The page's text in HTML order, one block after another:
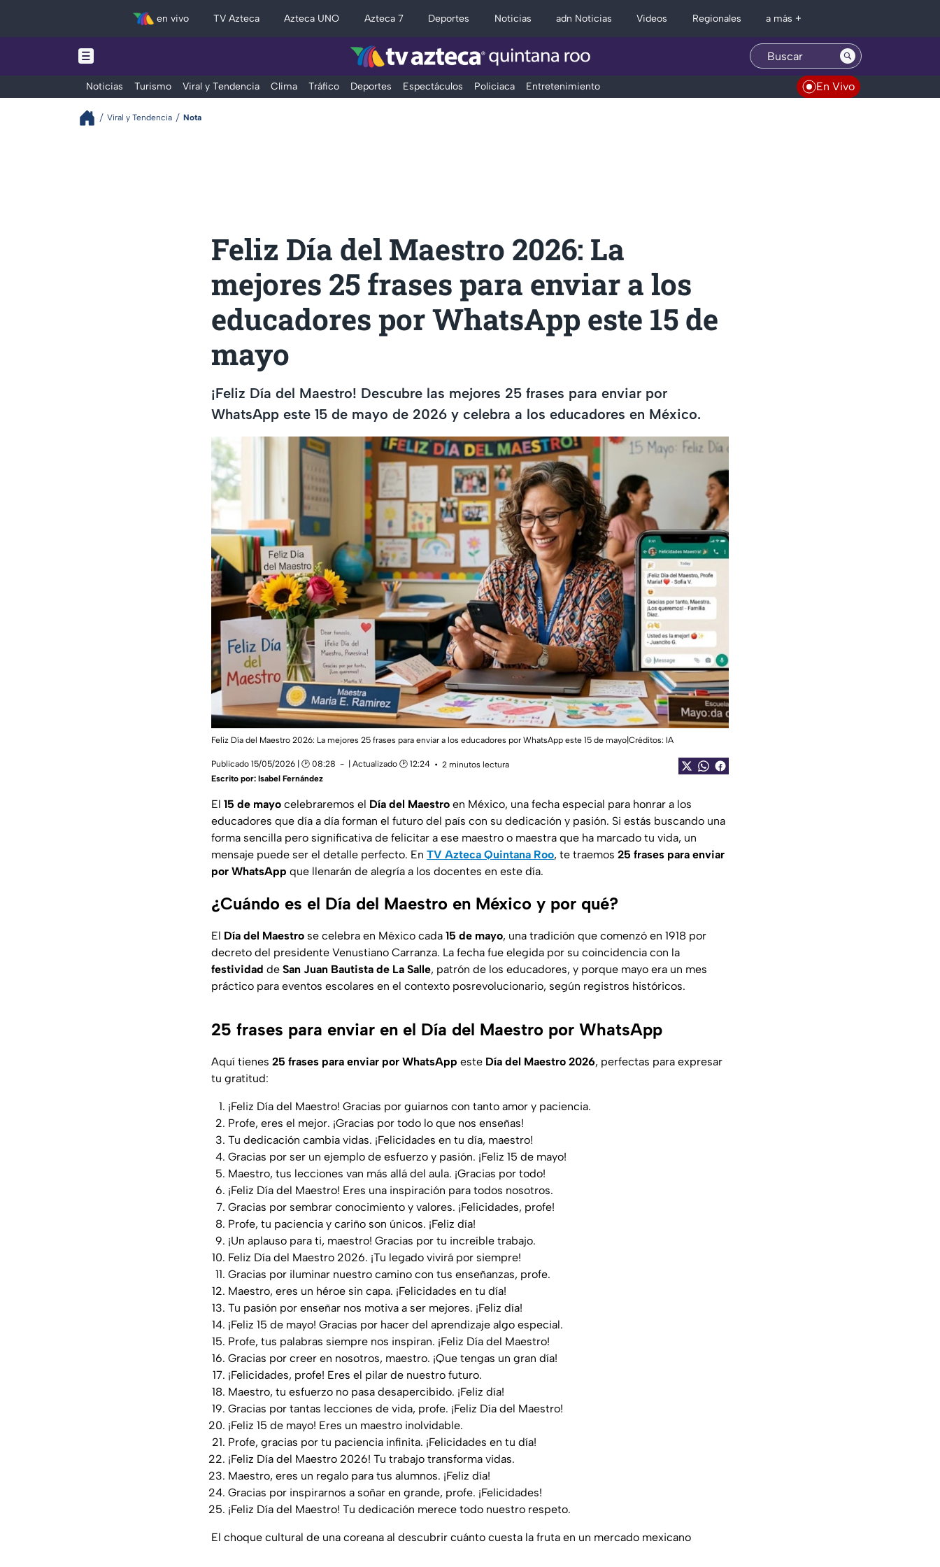
en vivo TV Azteca Azteca UNO Azteca 7 Deportes Noticias adn Noticias Videos Regionales a más +
Noticias Turismo Viral y Tendencia Clima Tráfico Deportes Espectáculos Policiaca Entretenimiento En Vivo
Viral y Tendencia Nota
Feliz Día del Maestro 2026: La
mejores 25 frases para enviar a los
educadores por WhatsApp este 15 de
mayo
¡Feliz Día del Maestro! Descubre las mejores 25 frases para enviar por
WhatsApp este 15 de mayo de 2026 y celebra a los educadores en México.
Feliz Día del Maestro 2026: La mejores 25 frases para enviar a los educadores por WhatsApp este 15 de mayo|Créditos: IA
Publicado 15/05/2026 | 🕑 08:28 | Actualizado 🕑 12:24
2 minutos lectura
Escrito por: Isabel Fernández
El 15 de mayo celebraremos el Día del Maestro en México, una fecha especial para honrar a los
educadores que día a día forman el futuro del país con su dedicación y pasión. Si estás buscando una
forma sencilla pero significativa de felicitar a ese maestro o maestra que ha marcado tu vida, un
mensaje puede ser el detalle perfecto. En TV Azteca Quintana Roo, te traemos 25 frases para enviar
por WhatsApp que llenarán de alegría a los docentes en este día.
¿Cuándo es el Día del Maestro en México y por qué?
El Día del Maestro se celebra en México cada 15 de mayo, una tradición que comenzó en 1918 por
decreto del presidente Venustiano Carranza. La fecha fue elegida por su coincidencia con la
festividad de San Juan Bautista de La Salle, patrón de los educadores, y porque mayo era un mes
práctico para eventos escolares en el contexto posrevolucionario, según registros históricos.
25 frases para enviar en el Día del Maestro por WhatsApp
Aquí tienes 25 frases para enviar por WhatsApp este Día del Maestro 2026, perfectas para expresar
tu gratitud:
¡Feliz Día del Maestro! Gracias por guiarnos con tanto amor y paciencia.
Profe, eres el mejor. ¡Gracias por todo lo que nos enseñas!
Tu dedicación cambia vidas. ¡Felicidades en tu día, maestro!
Gracias por ser un ejemplo de esfuerzo y pasión. ¡Feliz 15 de mayo!
Maestro, tus lecciones van más allá del aula. ¡Gracias por todo!
¡Feliz Día del Maestro! Eres una inspiración para todos nosotros.
Gracias por sembrar conocimiento y valores. ¡Felicidades, profe!
Profe, tu paciencia y cariño son únicos. ¡Feliz día!
¡Un aplauso para ti, maestro! Gracias por tu increíble trabajo.
Feliz Día del Maestro 2026. ¡Tu legado vivirá por siempre!
Gracias por iluminar nuestro camino con tus enseñanzas, profe.
Maestro, eres un héroe sin capa. ¡Felicidades en tu día!
Tu pasión por enseñar nos motiva a ser mejores. ¡Feliz día!
¡Feliz 15 de mayo! Gracias por hacer del aprendizaje algo especial.
Profe, tus palabras siempre nos inspiran. ¡Feliz Día del Maestro!
Gracias por creer en nosotros, maestro. ¡Que tengas un gran día!
¡Felicidades, profe! Eres el pilar de nuestro futuro.
Maestro, tu esfuerzo no pasa desapercibido. ¡Feliz día!
Gracias por tantas lecciones de vida, profe. ¡Feliz Día del Maestro!
¡Feliz 15 de mayo! Eres un maestro inolvidable.
Profe, gracias por tu paciencia infinita. ¡Felicidades en tu día!
¡Feliz Día del Maestro 2026! Tu trabajo transforma vidas.
Maestro, eres un regalo para tus alumnos. ¡Feliz día!
Gracias por inspirarnos a soñar en grande, profe. ¡Felicidades!
¡Feliz Día del Maestro! Tu dedicación merece todo nuestro respeto.
El choque cultural de una coreana al descubrir cuánto cuesta la fruta en un mercado mexicano